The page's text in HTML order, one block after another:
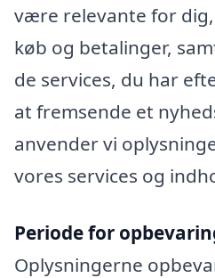
være relevante for
køb og betalinger,
de services, du har
at fremsende et
anvender vi
vores services og
Periode for
Oplysningerne